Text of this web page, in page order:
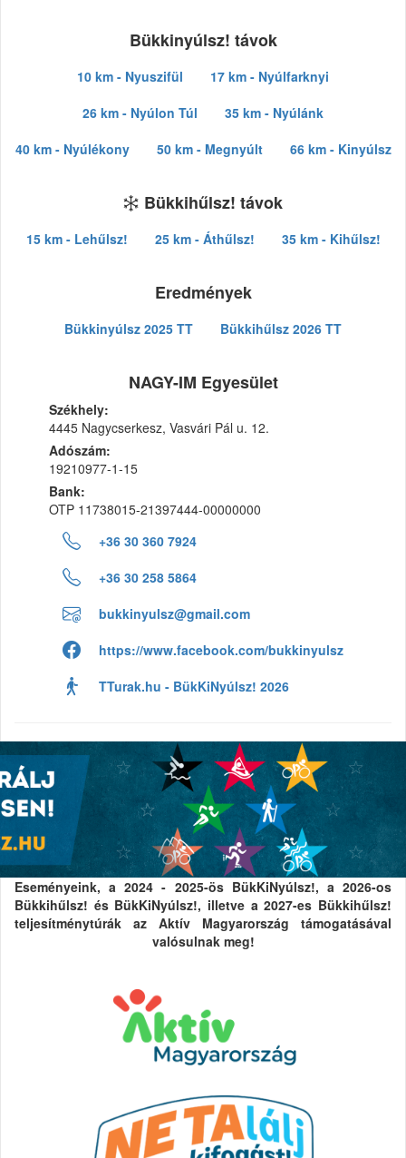
Bükkinyúlsz! távok
10 km - Nyuszifül
17 km - Nyúlfarknyi
26 km - Nyúlon Túl
35 km - Nyúlánk
40 km - Nyúlékony
50 km - Megnyúlt 66 km - Kinyúlsz
Bükkihűlsz! távok
15 km - Lehűlsz! 25 km - Áthűlsz! 35 km - Kihűlsz!
Eredmények
Bükkinyúlsz 2025 TT Bükkihűlsz 2026 TT
NAGY-IM Egyesület
Székhely:
4445 Nagycserkesz, Vasvári Pál u. 12.
Adószám:
19210977-1-15
Bank:
OTP 11738015-21397444-00000000
+36 30 360 7924
+36 30 258 5864
bukkinyulsz@gmail.com
https://www.facebook.com/bukkinyulsz
TTurak.hu - BükKiNyúlsz! 2026
Eseményeink, a 2024 - 2025-ös BükKiNyúlsz!, a 2026-os
Bükkihűlsz! és BükKiNyúlsz!, illetve a 2027-es Bükkihűlsz!
teljesítménytúrák az Aktív Magyarország támogatásával
valósulnak meg!